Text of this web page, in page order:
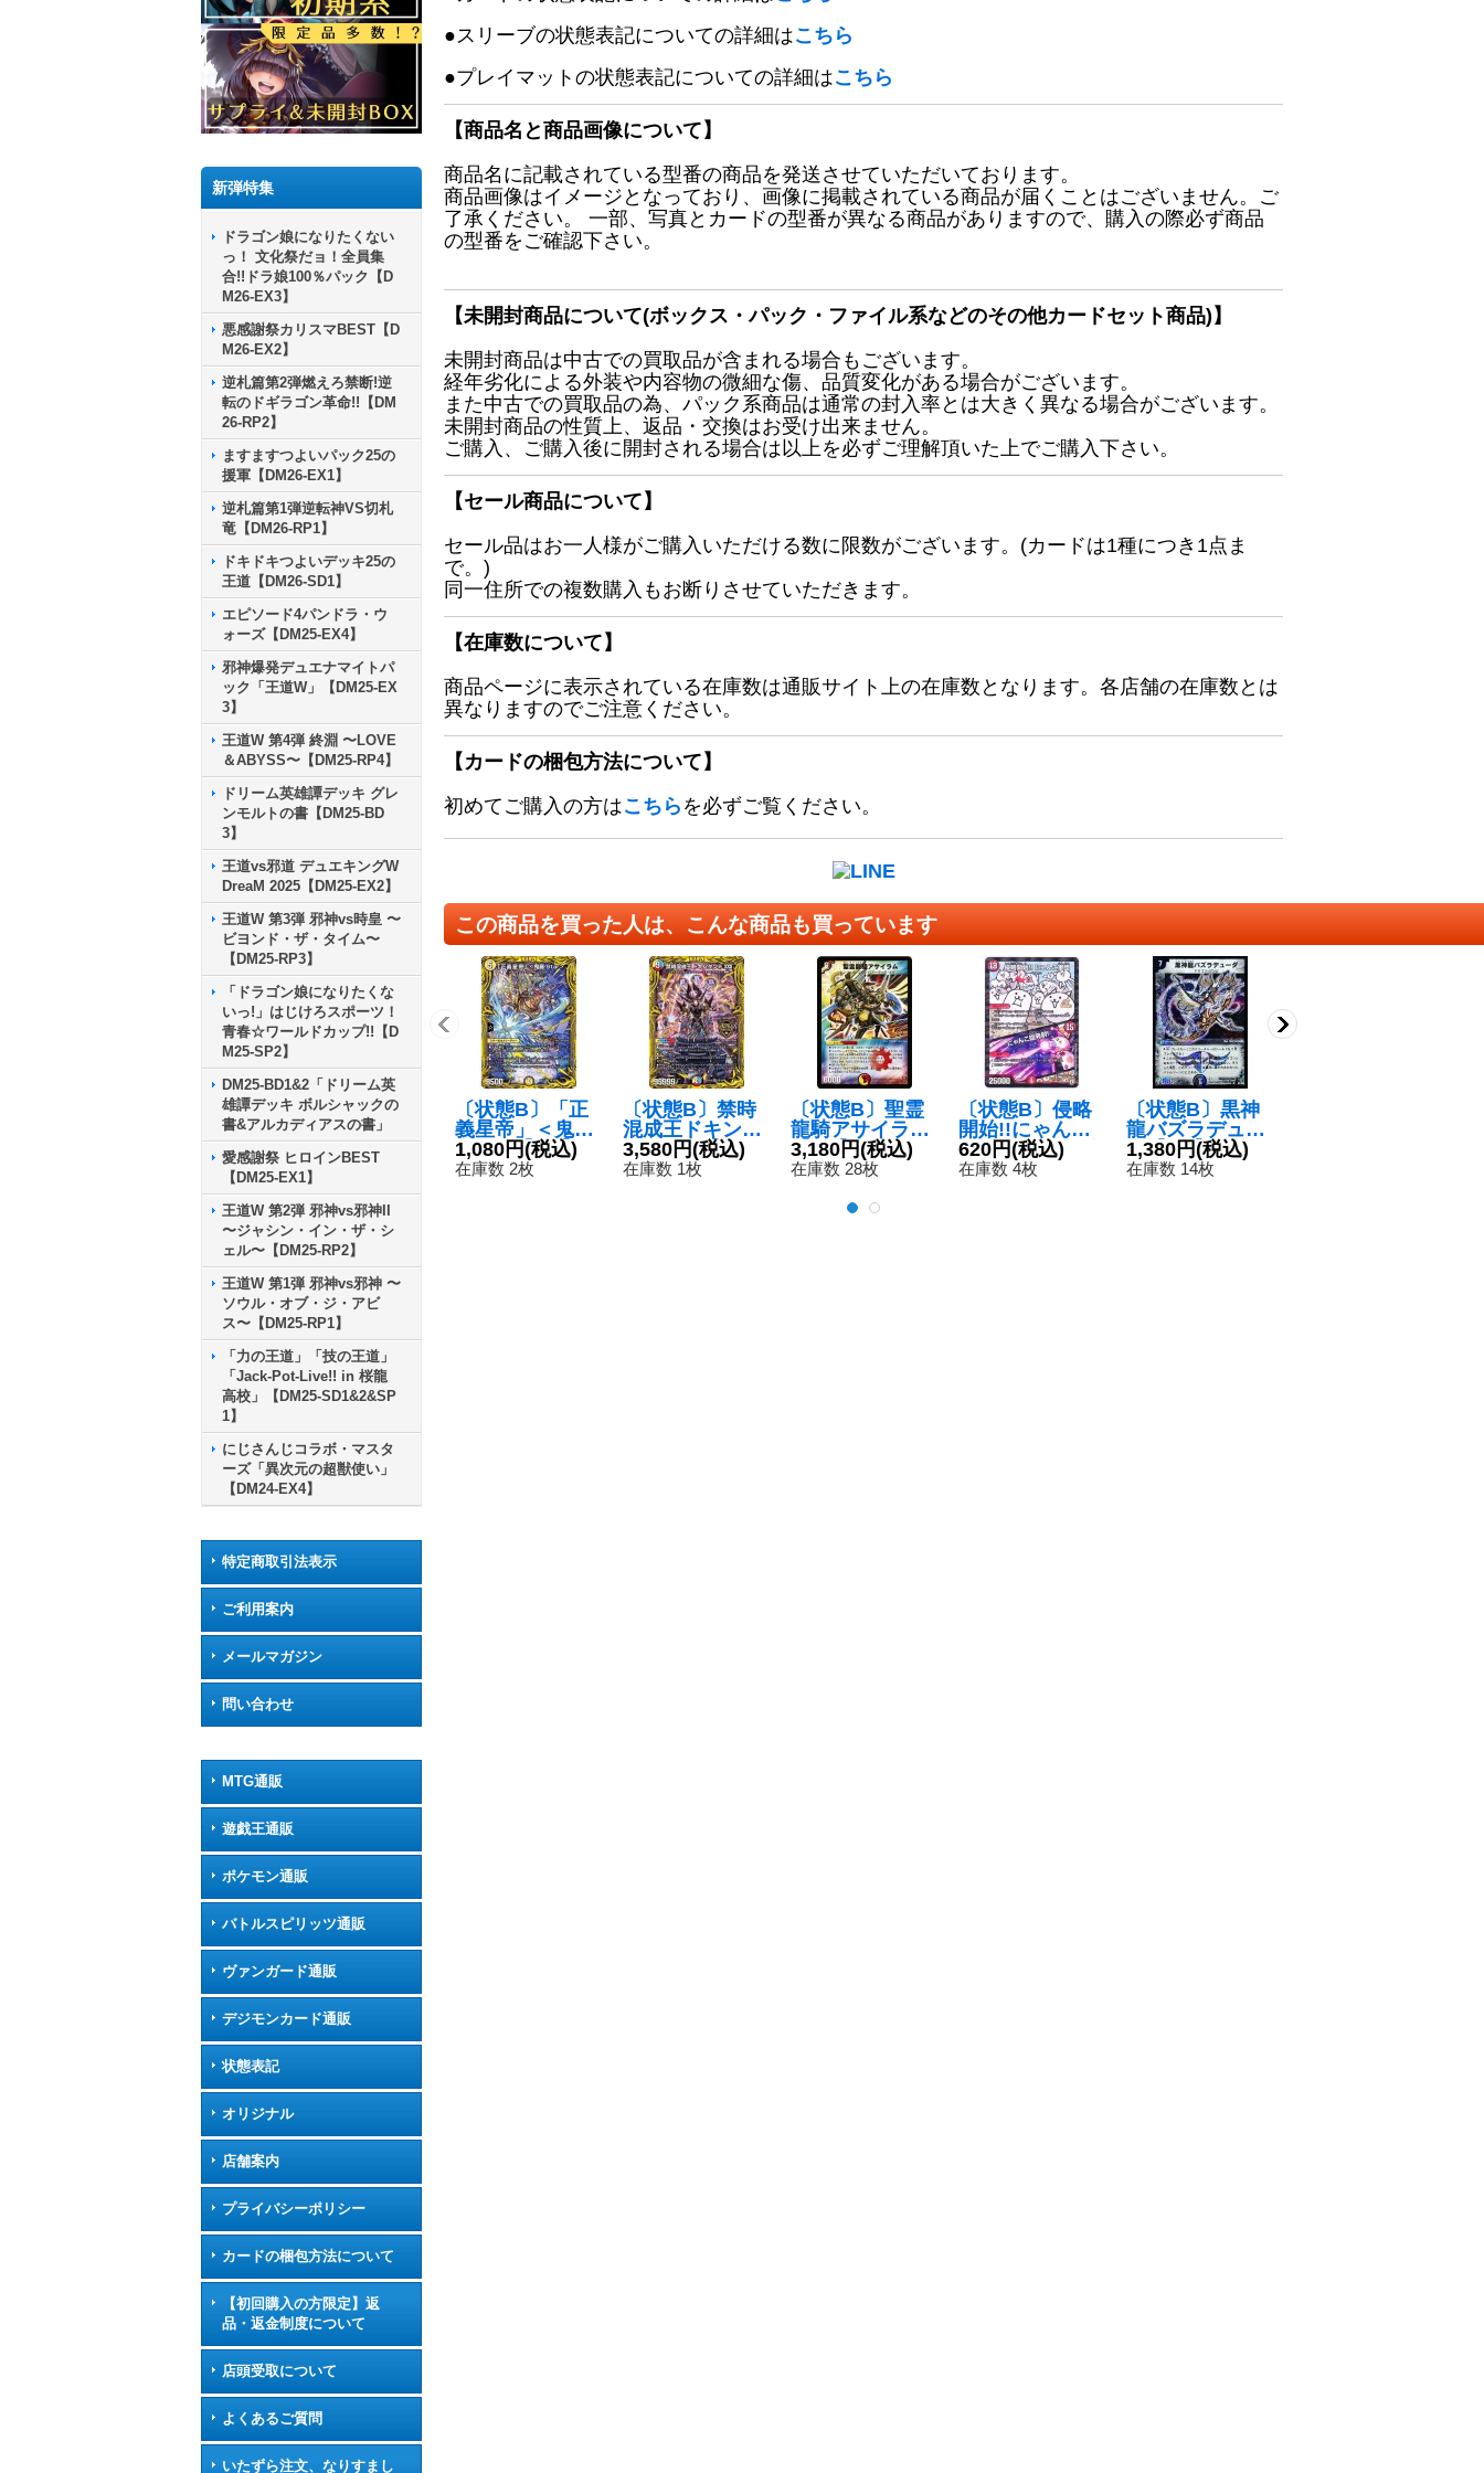
新弾特集
ドラゴン娘になりたくない
っ！ 文化祭だョ！全員集
合!!ドラ娘100％パック【D
M26-EX3】
悪感謝祭カリスマBEST【D
M26-EX2】
逆札篇第2弾燃えろ禁断!逆
転のドギラゴン革命!!【DM
26-RP2】
ますますつよいパック25の
援軍【DM26-EX1】
逆札篇第1弾逆転神VS切札
竜【DM26-RP1】
ドキドキつよいデッキ25の
王道【DM26-SD1】
エピソード4パンドラ・ウ
ォーズ【DM25-EX4】
邪神爆発デュエナマイトパ
ック「王道W」【DM25-EX
3】
王道W 第4弾 終淵 〜LOVE
＆ABYSS〜【DM25-RP4】
ドリーム英雄譚デッキ グレ
ンモルトの書【DM25-BD
3】
王道vs邪道 デュエキングW
DreaM 2025【DM25-EX2】
王道W 第3弾 邪神vs時皇 〜
ビヨンド・ザ・タイム〜
【DM25-RP3】
「ドラゴン娘になりたくな
いっ!」はじけろスポーツ！
青春☆ワールドカップ!!【D
M25-SP2】
DM25-BD1&2「ドリーム英
雄譚デッキ ボルシャックの
書&アルカディアスの書」
愛感謝祭 ヒロインBEST
【DM25-EX1】
王道W 第2弾 邪神vs邪神II
〜ジャシン・イン・ザ・シ
ェル〜【DM25-RP2】
王道W 第1弾 邪神vs邪神 〜
ソウル・オブ・ジ・アビ
ス〜【DM25-RP1】
「力の王道」「技の王道」
「Jack-Pot-Live!! in 桜龍
高校」【DM25-SD1&2&SP
1】
にじさんじコラボ・マスタ
ーズ「異次元の超獣使い」
【DM24-EX4】
特定商取引法表示
ご利用案内
メールマガジン
問い合わせ
MTG通販
遊戯王通販
ポケモン通販
バトルスピリッツ通販
ヴァンガード通販
デジモンカード通販
状態表記
オリジナル
店舗案内
プライバシーポリシー
カードの梱包方法について
【初回購入の方限定】返
品・返金制度について
店頭受取について
よくあるご質問
いたずら注文、なりすまし
●スリーブの状態表記についての詳細はこちら
●プレイマットの状態表記についての詳細はこちら
【商品名と商品画像について】
商品名に記載されている型番の商品を発送させていただいております。
商品画像はイメージとなっており、画像に掲載されている商品が届くことはございません。ご
了承ください。 一部、写真とカードの型番が異なる商品がありますので、購入の際必ず商品
の型番をご確認下さい。
【未開封商品について(ボックス・パック・ファイル系などのその他カードセット商品)】
未開封商品は中古での買取品が含まれる場合もございます。
経年劣化による外装や内容物の微細な傷、品質変化がある場合がございます。
また中古での買取品の為、パック系商品は通常の封入率とは大きく異なる場合がございます。
未開封商品の性質上、返品・交換はお受け出来ません。
ご購入、ご購入後に開封される場合は以上を必ずご理解頂いた上でご購入下さい。
【セール商品について】
セール品はお一人様がご購入いただける数に限数がございます。(カードは1種につき1点ま
で。)
同一住所での複数購入もお断りさせていただきます。
【在庫数について】
商品ページに表示されている在庫数は通販サイト上の在庫数となります。各店舗の在庫数とは
異なりますのでご注意ください。
【カードの梱包方法について】
初めてご購入の方はこちら を必ずご覧ください。
この商品を買った人は、こんな商品も買っています
〔状態B〕「正
義星帝」＜鬼羅.
Star＞【SR】
{RP174B/20}
1,080円(税込)
在庫数 2枚
〔状態B〕禁時
混成王ドキンダ
ンテXXII【KG
M】{RP183B/2
3,580円(税込)
在庫数 1枚
〔状態B〕聖霊
龍騎アサイラム
【SR】{DM13S
3/S5}《多》
3,180円(税込)
在庫数 28枚
〔状態B〕侵略
開始!!にゃんこ
軍団/にゃんこ砲
発射!【-】{P10
620円(税込)
在庫数 4枚
〔状態B〕黒神
龍バズラデュー
ダ【SR】{DMC
21S1/S2}《闇》
1,380円(税込)
在庫数 14枚